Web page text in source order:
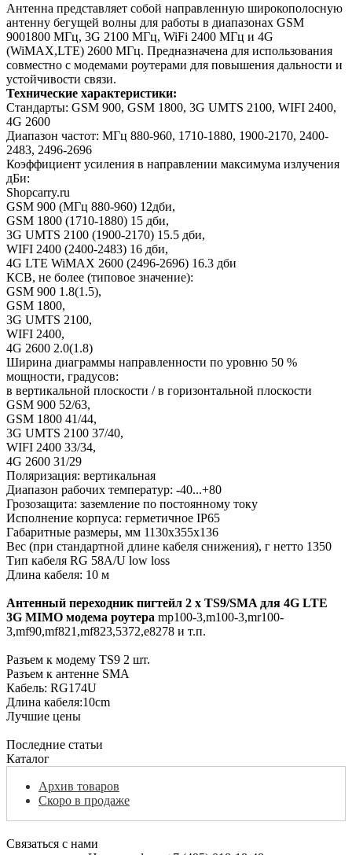
Антенна представляет собой направленную широкополосную
антенну бегущей волны для работы в диапазонах GSM
9001800 МГц, 3G 2100 МГц, WiFi 2400 МГц и 4G
(WiMAX,LTE) 2600 МГц. Предназначена для использования
совместно с модемами роутерами для повышения дальности и
устойчивости связи.
Технические характеристики:
Стандарты: GSM 900, GSM 1800, 3G UMTS 2100, WIFI 2400,
4G 2600
Диапазон частот: МГц 880-960, 1710-1880, 1900-2170, 2400-
2483, 2496-2696
Коэффициент усиления в направлении максимума излучения
дБи:
Shopcarry.ru
GSM 900 (МГц 880-960) 12дби,
GSM 1800 (1710-1880) 15 дби,
3G UMTS 2100 (1900-2170) 15.5 дби,
WIFI 2400 (2400-2483) 16 дби,
4G LTE WiMAX 2600 (2496-2696) 16.3 дби
КСВ, не более (типовое значение):
GSM 900 1.8(1.5),
GSM 1800,
3G UMTS 2100,
WIFI 2400,
4G 2600 2.0(1.8)
Ширина диаграммы направленности по уровню 50 %
мощности, градусов:
в вертикальной плоскости / в горизонтальной плоскости
GSM 900 52/63,
GSM 1800 41/44,
3G UMTS 2100 37/40,
WIFI 2400 33/34,
4G 2600 31/29
Поляризация: вертикальная
Диапазон рабочих температур: -40...+80
Грозозащита: заземление по постоянному току
Исполнение корпуса: герметичное IP65
Габаритные размеры, мм 1130х355х136
Вес (при стандартной длине кабеля снижения), г нетто 1350
Тип кабеля RG 58A/U low loss
Длина кабеля: 10 м
Антенный переходник пигтейл 2 x TS9/SMA для 4G LTE
3G MIMO модема роутера mp100-3,m100-3,mr100-
3,mf90,mf821,mf823,5372,e8278 и т.п.
Разъем к модему TS9 2 шт.
Разъем к антенне SMA
Кабель: RG174U
Длина кабеля:10сm
Лучшие цены
Последние статьи
Каталог
Архив товаров
Скоро в продаже
Связаться с нами